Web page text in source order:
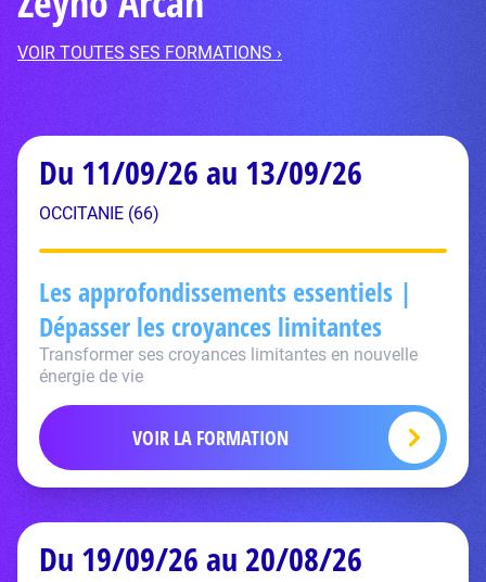
VOIR TOUTES SES FORMATIONS ›
Du 11/09/26 au 13/09/26
OCCITANIE (66)
Les approfondissements essentiels |
Dépasser les croyances limitantes
Transformer ses croyances limitantes en nouvelle
énergie de vie
VOIR LA FORMATION
Du 19/09/26 au 20/08/26